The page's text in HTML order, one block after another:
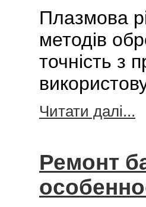
Плазмова
методів
точність з
Читати далі...
Ремонт